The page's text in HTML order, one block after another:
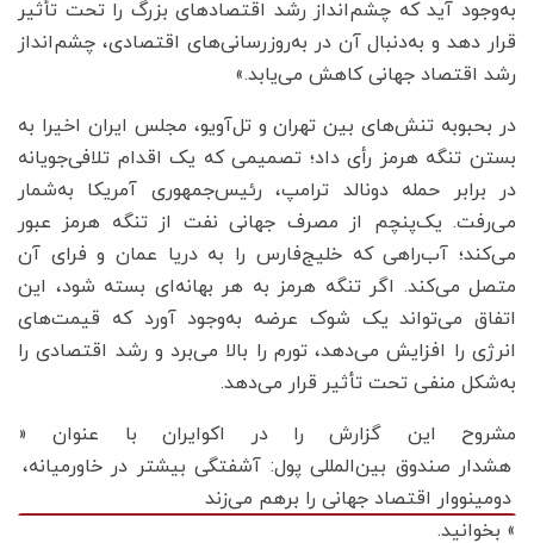
به‌وجود آید که چشم‌انداز رشد اقتصادهای بزرگ را تحت تأثیر
قرار دهد و به‌دنبال آن در به‌روزرسانی‌های اقتصادی، چشم‌انداز
رشد اقتصاد جهانی کاهش می‌یابد.»
در بحبوبه تنش‌های بین تهران و تل‌آویو، مجلس ایران اخیرا به
بستن تنگه هرمز رأی داد؛ تصمیمی که یک اقدام تلافی‌جویانه
در برابر حمله دونالد ترامپ، رئیس‌جمهوری آمریکا به‌شمار
می‌رفت. یک‌پنچم از مصرف جهانی نفت از تنگه هرمز عبور
می‌کند؛ آب‌راهی که خلیج‌فارس را به دریا عمان و فرای آن
متصل می‌کند. اگر تنگه هرمز به هر بهانه‌ای بسته شود، این
اتفاق می‌تواند یک شوک عرضه به‌وجود آورد که قیمت‌های
انرژی را افزایش می‌دهد، تورم را بالا می‌برد و رشد اقتصادی را
به‌شکل منفی تحت تأثیر قرار می‌دهد.
مشروح این گزارش را در اکوایران با عنوان «
هشدار صندوق بین‌المللی پول: آشفتگی بیشتر در خاورمیانه،
دومینووار اقتصاد جهانی را برهم‌ می‌زند
» بخوانید.